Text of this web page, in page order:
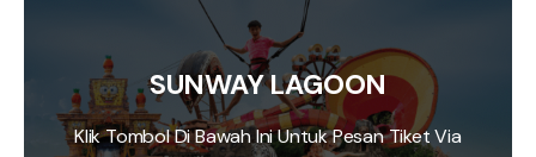
SUNWAY LAGOON
Klik Tombol Di Bawah Ini Untuk Pesan Tiket Via